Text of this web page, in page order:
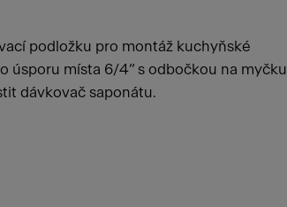
podložku pro montáž kuchyňské
úsporu místa 6/4“ s odbočkou na myčku
dávkovač saponátu.